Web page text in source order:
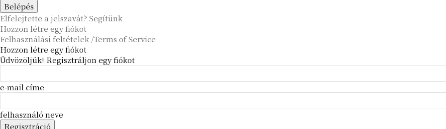
Elfelejtette a jelszavát? Segítünk
Hozzon létre egy fiókot
Felhasználási feltételek /Terms of Service
Hozzon létre egy fiókot
Üdvözöljük! Regisztráljon egy fiókot
e-mail címe
felhasználó neve